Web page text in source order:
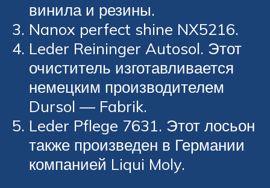
винила и резины.
Nanox perfect shine NX5216.
Leder Reininger Autosol. Этот
очиститель изготавливается
немецким производителем
Dursol — Fabrik.
Leder Pflege 7631. Этот лосьон
также произведен в Германии
компанией Liqui Moly.